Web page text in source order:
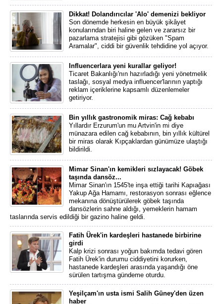
Dikkat! Dolandırıcılar 'Alo' demenizi bekliyor
Son dönemde herkesin en büyük şikâyet
konularından biri haline gelen ve zararsız bir
pazarlama stratejisi gibi gözüken "Spam
Aramalar", ciddi bir güvenlik tehdidine yol açıyor.
Influencerlara yeni kurallar geliyor!
Ticaret Bakanlığı'nın hazırladığı yeni yönetmelik
taslağı, sosyal medya influencer'larının yaptığı
reklam içeriklerine kapsamlı düzenlemeler
getiriyor.
Bin yıllık gastronomik miras: Cağ kebabı
Yıllardır Erzurum'un mu Artvin'in mi diye
münazara edilen cağ kebabının, bin yıllık kültürel
bir miras olarak Kıpçaklardan günümüze ulaştığı
bildirildi.
Mimar Sinan'ın kemikleri sızlayacak! Göbek
taşında dansöz...
Mimar Sinan'ın 1545'te inşa ettiği tarihi Kapıağası
Yakup Ağa Hamamı, restorasyon sonrası eğlence
mekanına dönüştürülerek göbek taşında
dansözlerin sahne aldığı, yemeklerin hamam
taslarında servis edildiği bir gazino haline geldi.
Fatih Ürek'in kardeşleri hastanede birbirine
girdi
Kalp krizi sonrası yoğun bakımda tedavi gören
Fatih Ürek'in durumu ciddiyetini korurken,
hastanede kardeşleri arasında yaşandığı öne
sürülen tartışma gündeme oturdu.
Yeşilçam'ın usta ismi Salih Güney'den üzen
haber